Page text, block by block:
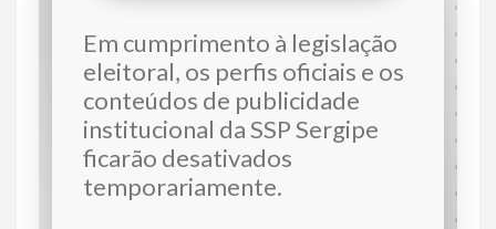
Em cumprimento à legislação
eleitoral, os perfis oficiais e os
conteúdos de publicidade
institucional da SSP Sergipe
ficarão desativados
temporariamente.